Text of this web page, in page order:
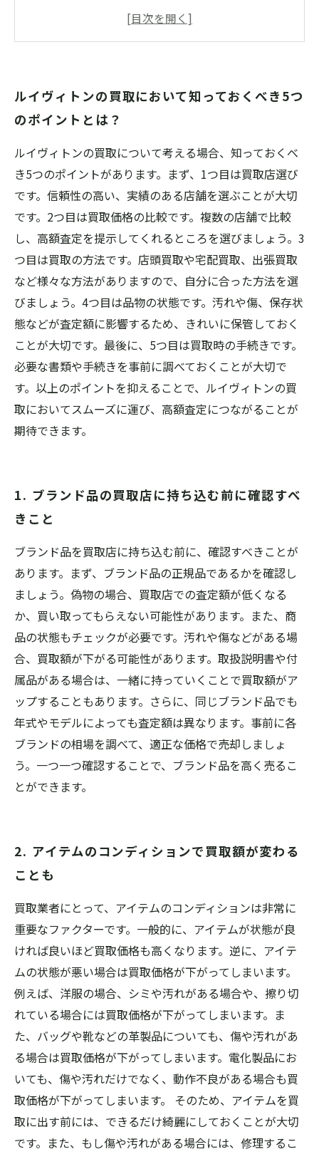
2. アイテムのコンディションで買取額が変わる
4. ルイヴィトンの人気アイテムは高価買取の可
能性あり
ルイヴィトンの買取において知っておくべき5つ
のポイントとは？
ルイヴィトンの買取について考える場合、知っておくべ
き5つのポイントがあります。まず、1つ目は買取店選び
です。信頼性の高い、実績のある店舗を選ぶことが大切
です。2つ目は買取価格の比較です。複数の店舗で比較
し、高額査定を提示してくれるところを選びましょう。3
つ目は買取の方法です。店頭買取や宅配買取、出張買取
など様々な方法がありますので、自分に合った方法を選
びましょう。4つ目は品物の状態です。汚れや傷、保存状
態などが査定額に影響するため、きれいに保管しておく
ことが大切です。最後に、5つ目は買取時の手続きです。
必要な書類や手続きを事前に調べておくことが大切で
す。以上のポイントを抑えることで、ルイヴィトンの買
取においてスムーズに運び、高額査定につながることが
期待できます。
1. ブランド品の買取店に持ち込む前に確認すべ
きこと
ブランド品を買取店に持ち込む前に、確認すべきことが
あります。まず、ブランド品の正規品であるかを確認し
ましょう。偽物の場合、買取店での査定額が低くなる
か、買い取ってもらえない可能性があります。また、商
品の状態もチェックが必要です。汚れや傷などがある場
合、買取額が下がる可能性があります。取扱説明書や付
属品がある場合は、一緒に持っていくことで買取額がア
ップすることもあります。さらに、同じブランド品でも
年式やモデルによっても査定額は異なります。事前に各
ブランドの相場を調べて、適正な価格で売却しましょ
う。一つ一つ確認することで、ブランド品を高く売るこ
とができます。
2. アイテムのコンディションで買取額が変わる
ことも
買取業者にとって、アイテムのコンディションは非常に
重要なファクターです。一般的に、アイテムが状態が良
ければ良いほど買取価格も高くなります。逆に、アイテ
ムの状態が悪い場合は買取価格が下がってしまいます。
例えば、洋服の場合、シミや汚れがある場合や、擦り切
れている場合には買取価格が下がってしまいます。ま
た、バッグや靴などの革製品についても、傷や汚れがあ
る場合は買取価格が下がってしまいます。電化製品にお
いても、傷や汚れだけでなく、動作不良がある場合も買
取価格が下がってしまいます。 そのため、アイテムを買
取に出す前には、できるだけ綺麗にしておくことが大切
です。また、もし傷や汚れがある場合には、修理するこ